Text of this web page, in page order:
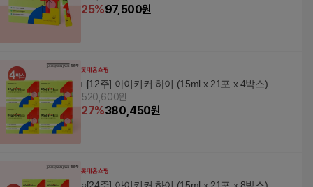
25%97,500원
□[12주] 아이키커 하이 (15ml x 21포 x 4박스)
520,600원
27%380,450원